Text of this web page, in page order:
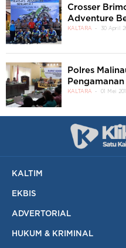
Crosser
Adventure
KALTARA 30 April
Polres
KALTARA 01 Mei
KALTIM
EKBIS
ADVERTORIAL
HUKUM & KRIMINAL